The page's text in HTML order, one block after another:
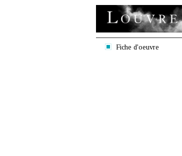
Fiche d'oeuvre